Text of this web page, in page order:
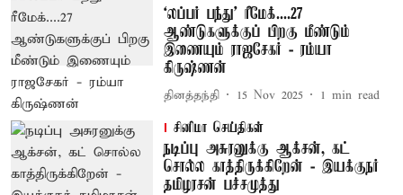
‘லப்பர் பந்து’ ரீமேக்....27
ஆண்டுகளுக்குப் பிறகு மீண்டும்
இணையும் ராஜசேகர் - ரம்யா
கிருஷ்ணன்
தினத்தந்தி 15 Nov 2025 1 min read
சினிமா செய்திகள்
நடிப்பு அசுரனுக்கு ஆக்சன், கட்
சொல்ல காத்திருக்கிறேன் - இயக்குநர்
தமிழரசன் பச்சமுத்து